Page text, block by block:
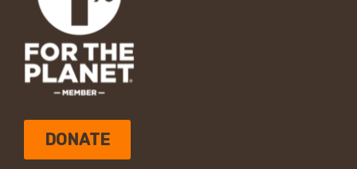
DONATE